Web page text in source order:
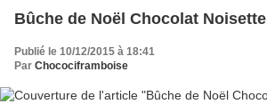
Bûche de Noël Chocolat Noisette
Publié le 10/12/2015 à 18:41
Par Chocociframboise